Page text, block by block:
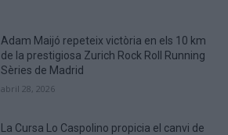
Adam Maijó repeteix victòria en els 10 km
de la prestigiosa Zurich Rock Roll Running
Sèries de Madrid
abril 28, 2026
La Cursa Lo Caspolino propicia el canvi de